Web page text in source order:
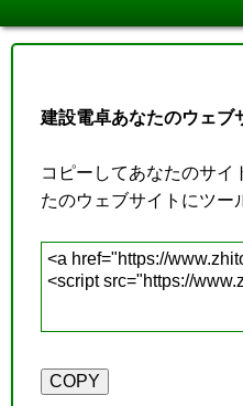
建設電卓あなたのウェブ
コピーしてあなたのサ
たのウェブサイトにツー